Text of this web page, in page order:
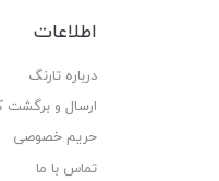
اطلاعات
درباره تارنگ
ارسال و برگشت
حریم خصوصی
تماس با ما